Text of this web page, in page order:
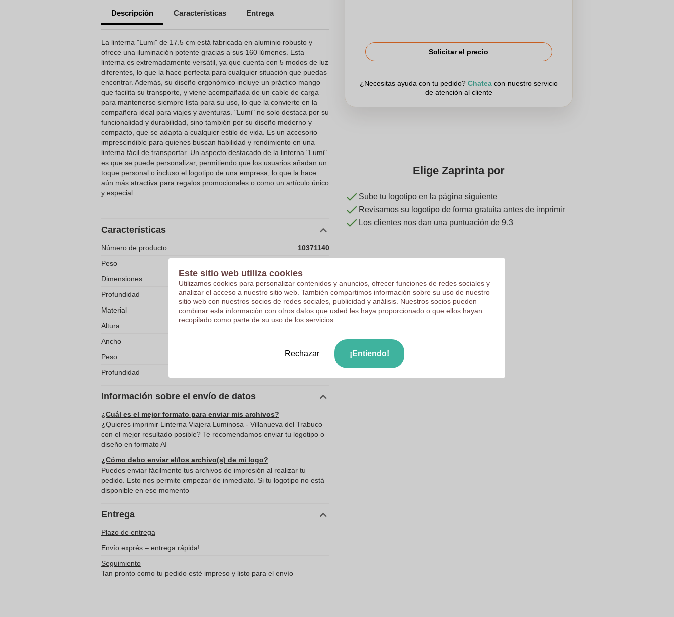
Descripción Características Entrega
La linterna "Lumi" de 17.5 cm está fabricada en aluminio robusto y
ofrece una iluminación potente gracias a sus 160 lúmenes. Esta
linterna es extremadamente versátil, ya que cuenta con 5 modos de luz
diferentes, lo que la hace perfecta para cualquier situación que puedas
encontrar. Además, su diseño ergonómico incluye un práctico mango
que facilita su transporte, y viene acompañada de un cable de carga
para mantenerse siempre lista para su uso, lo que la convierte en la
compañera ideal para viajes y aventuras. "Lumi" no solo destaca por su
funcionalidad y durabilidad, sino también por su diseño moderno y
compacto, que se adapta a cualquier estilo de vida. Es un accesorio
imprescindible para quienes buscan fiabilidad y rendimiento en una
linterna fácil de transportar. Un aspecto destacado de la linterna "Lumi"
es que se puede personalizar, permitiendo que los usuarios añadan un
toque personal o incluso el logotipo de una empresa, lo que la hace
aún más atractiva para regalos promocionales o como un artículo único
y especial.
Características
Número de producto
10371140
Peso
Dimensiones
Profundidad
175 mm
Material
Aluminio
Altura
Ancho
Peso
140.0
Profundidad
Información sobre el envío de datos
¿Cuál es el mejor formato para enviar mis archivos?
¿Quieres imprimir Linterna Viajera Luminosa - Villanueva del Trabuco
con el mejor resultado posible? Te recomendamos enviar tu logotipo o
diseño en formato AI
¿Cómo debo enviar el/los archivo(s) de mi logo?
Puedes enviar fácilmente tus archivos de impresión al realizar tu
pedido. Esto nos permite empezar de inmediato. Si tu logotipo no está
disponible en ese momento
Entrega
Plazo de entrega
Envío exprés – entrega rápida!
Seguimiento
Tan pronto como tu pedido esté impreso y listo para el envío
Solicitar el precio
¿Necesitas ayuda con tu pedido? Chatea con nuestro servicio
de atención al cliente
Elige Zaprinta por
Sube tu logotipo en la página siguiente
Revisamos su logotipo de forma gratuita antes de imprimir
Los clientes nos dan una puntuación de 9.3
Este sitio web utiliza cookies
Utilizamos cookies para personalizar contenidos y anuncios, ofrecer funciones de redes sociales y
analizar el acceso a nuestro sitio web. También compartimos información sobre su uso de nuestro
sitio web con nuestros socios de redes sociales, publicidad y análisis. Nuestros socios pueden
combinar esta información con otros datos que usted les haya proporcionado o que ellos hayan
recopilado como parte de su uso de los servicios.
Rechazar ¡Entiendo!